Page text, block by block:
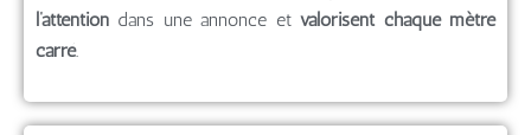
l’attention dans une annonce etvalorisent chaque mètre
carré.